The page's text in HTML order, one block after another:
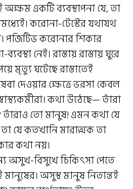
অক্ষম একটি ব্যবস্থাপনা যে, তা
করোনা-টেস্টের যথাযথ
পজিটিভ করোনার শিকার
নেই। রাস্তায় রাস্তায় ঘুরে
মৃত্যু ঘটেছে রাস্তাতেই
দেওয়ার ক্ষেত্রে ভরসা কেবল
কথা উঠেছে— তাঁরা
তো মানুষ! এমন কথা যে
যে কতখানি মারাত্মক তা
কথা নয়।
অসুখ-বিসুখে চিকিৎসা পেতে
অসুস্থ মানুষ নিতান্তই